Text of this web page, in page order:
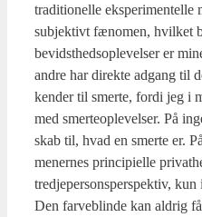
tra­di­tio­nel­le eks­pe­ri­men­tel­le
sub­jek­tivt fæno­men, hvil­ket
bevidst­heds­op­le­vel­ser er
andre har direk­te adgang til
ken­der til smer­te, for­di jeg i
med smer­te­o­p­le­vel­ser. På
skab til, hvad en smer­te er.
me­ner­nes prin­ci­pi­el­le
tred­je­per­sons­per­spek­tiv, kun
Den far­ve­blin­de kan aldrig